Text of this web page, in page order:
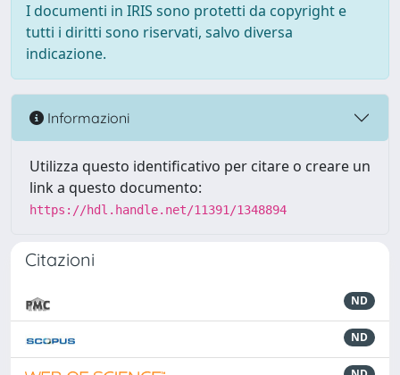
I documenti in IRIS sono protetti da copyright e
tutti i diritti sono riservati, salvo diversa
indicazione.
Informazioni
Utilizza questo identificativo per citare o creare un
link a questo documento:
https://hdl.handle.net/11391/1348894
Citazioni
ND
ND